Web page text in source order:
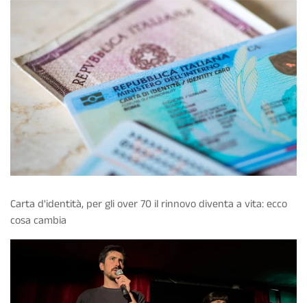
Carta d'identità, per gli over 70 il rinnovo diventa a vita: ecco
cosa cambia